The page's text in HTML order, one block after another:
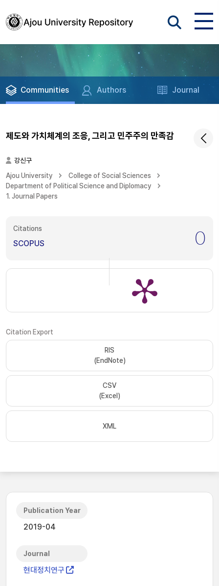
Communities Authors Journal
제도와 가치체계의 조응, 그리고 민주주의 만족감
강신구
Ajou University
College of Social Sciences
Department of Political Science and Diplomacy
1. Journal Papers
Citations
SCOPUS 0
Citation Export
RIS
(EndNote)
CSV
(Excel)
XML
Publication Year
2019-04
Journal
현대정치연구